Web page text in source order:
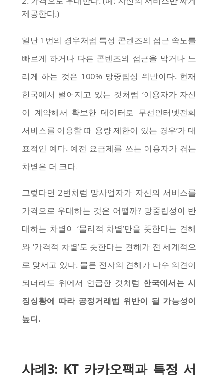
제공한다.)
일단 1번의 경우처럼 특정 콘텐츠의 접근 속도를
빠르게 하거나 다른 콘텐츠의 접근을 막거나 느
리게 하는 것은 100% 망중립성 위반이다. 현재
한국에서 벌어지고 있는 것처럼 ‘이용자가 자신
이 계약해서 확보한 데이터로 무선인터넷전화
서비스를 이용할 때 용량 제한이 있는 경우’가 대
표적인 예다. 예전 요금제를 쓰는 이용자가 겪는
차별은 더 크다.
그렇다면 2번처럼 망사업자가 자신의 서비스를
가격으로 우대하는 것은 어떨까? 망중립성이 반
대하는 차별이 ‘물리적 차별’만을 뜻한다는 견해
와 ‘가격적 차별’도 뜻한다는 견해가 전 세계적으
로 맞서고 있다. 물론 전자의 견해가 다수 의견이
되더라도 위에서 언급한 것처럼 한국에서는 시
장상황에 따라 공정거래법 위반이 될 가능성이
높다.
사례3: KT 카카오팩과 특정 서